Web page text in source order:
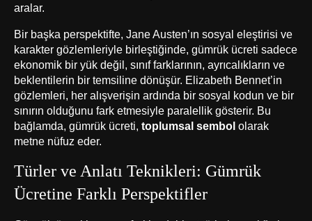
aralar.
Bir başka perspektifte, Jane Austen’ın sosyal eleştirisi ve
karakter gözlemleriyle birleştiğinde, gümrük ücreti sadece
ekonomik bir yük değil, sınıf farklarının, ayrıcalıkların ve
beklentilerin bir temsiline dönüşür. Elizabeth Bennet’in
gözlemleri, her alışverişin ardında bir sosyal kodun ve bir
sınırın olduğunu fark etmesiyle paralellik gösterir. Bu
bağlamda, gümrük ücreti, toplumsal sembol olarak
metne nüfuz eder.
Türler ve Anlatı Teknikleri: Gümrük
Ücretine Farklı Perspektifler